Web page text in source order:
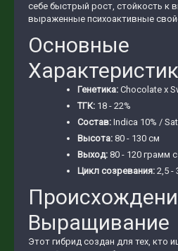
себе быстрый рост, стойкость к
выраженные психоактивные
Основные
Генетика: Chocolate x
ТГК: 18 - 22%
Состав: Indica 10% /
Высота: 80 - 130 см
Выход: 80 - 120 грамм
Цикл созревания: 2,5 -
Выращивание
Этот гибрид создан для тех, кто